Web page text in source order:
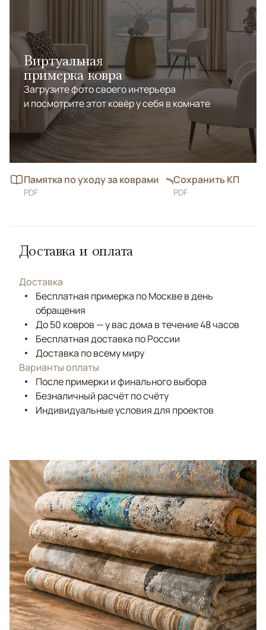
Виртуальная
примерка ковра
Загрузите фото своего интерьера
и посмотрите этот ковёр у себя в комнате
Памятка по уходу за коврами
PDF
Сохранить КП
PDF
Доставка и оплата
Доставка
Бесплатная примерка по Москве в день
обращения
До 50 ковров — у вас дома в течение 48 часов
Бесплатная доставка по России
Доставка по всему миру
Варианты оплаты
После примерки и финального выбора
Безналичный расчёт по счёту
Индивидуальные условия для проектов